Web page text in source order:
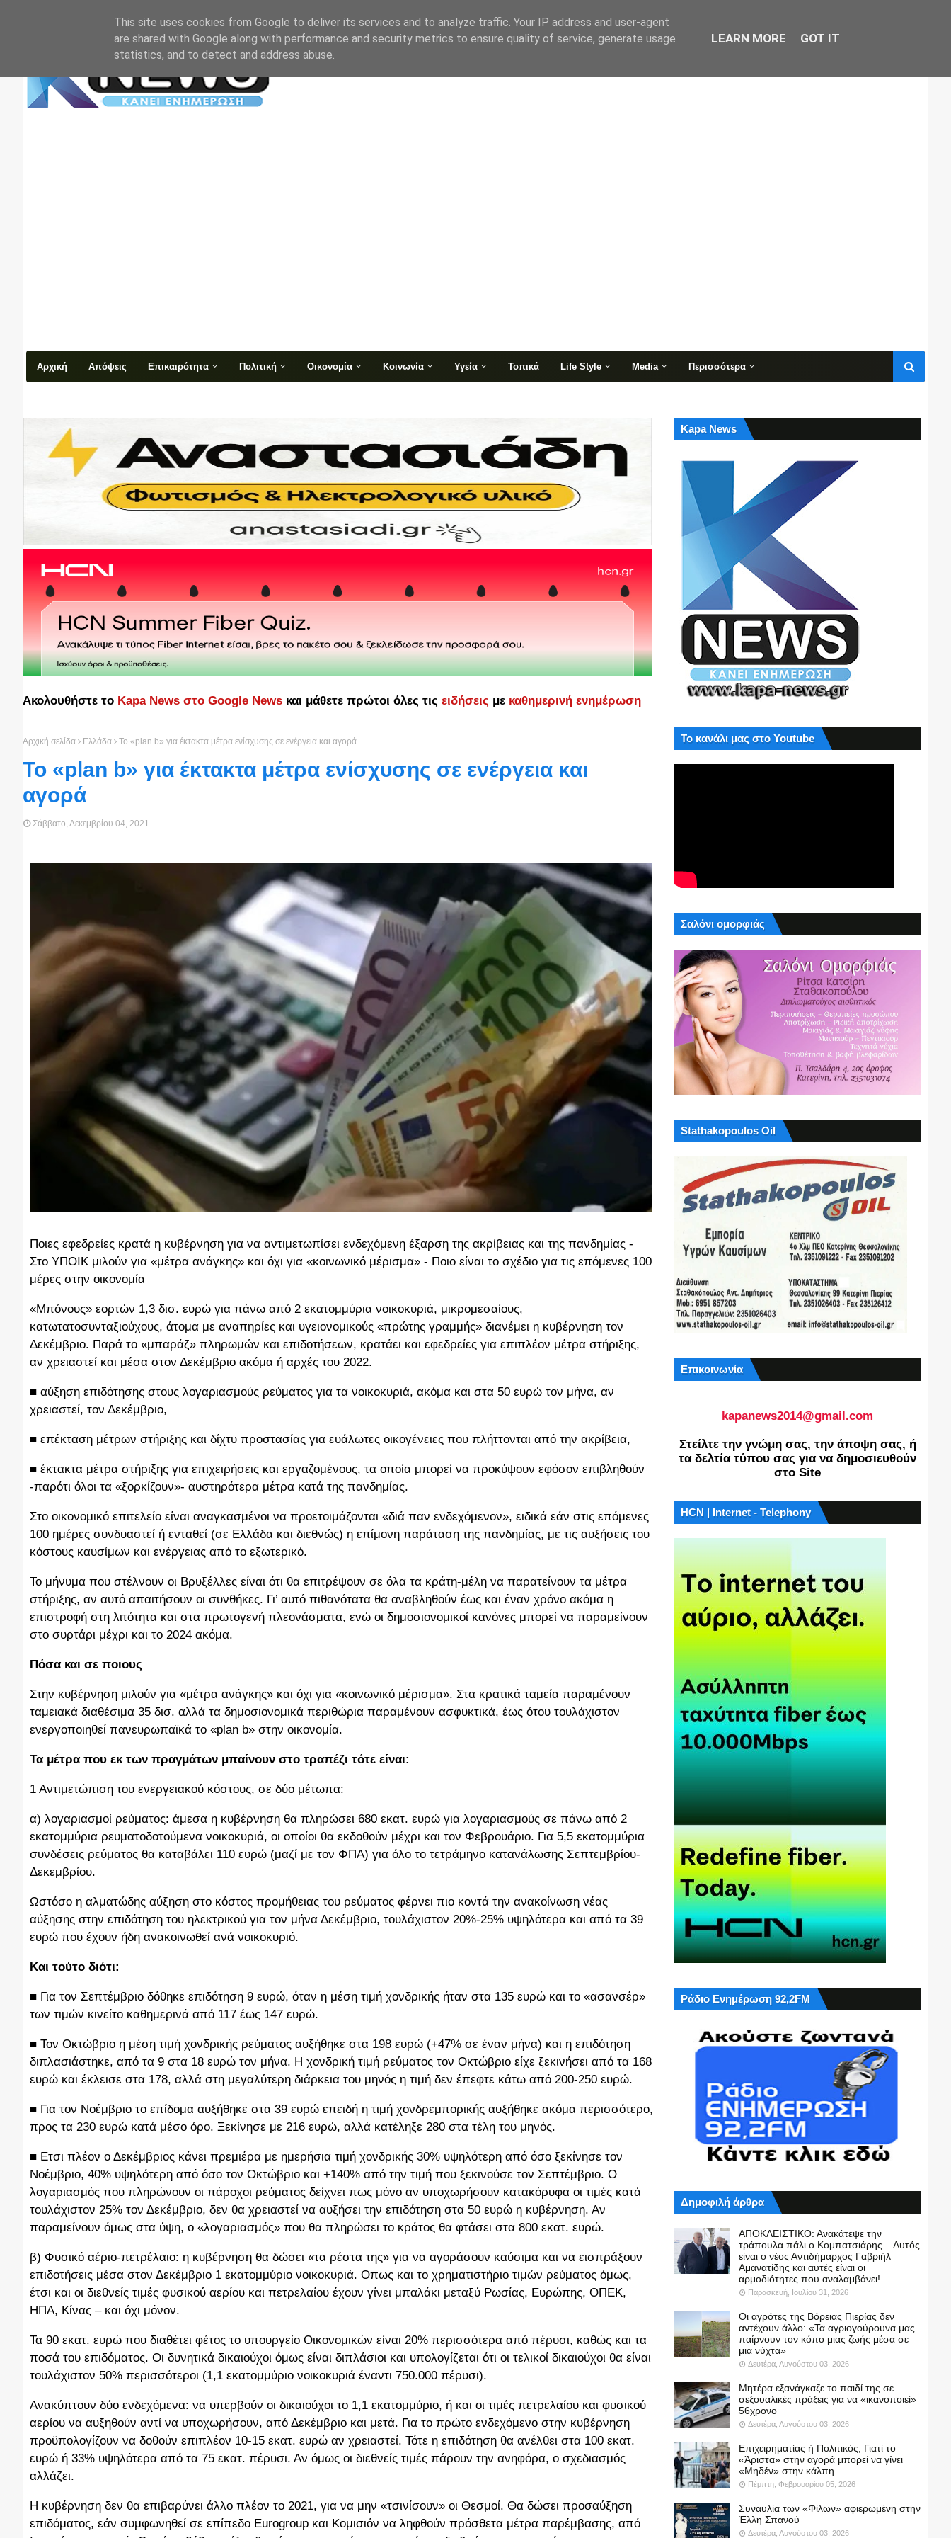
Αρχική Απόψεις Επικαιρότητα Πολιτική Οικονομία Κοινωνία Υγεία Τοπικά Life Style Media Περισσότερα
Ακολουθήστε το Kapa News στο Google News και μάθετε πρώτοι όλες τις ειδήσεις με καθημερινή ενημέρωση
Αρχική σελίδα Ελλάδα Το «plan b» για έκτακτα μέτρα ενίσχυσης σε ενέργεια και αγορά
Το «plan b» για έκτακτα μέτρα ενίσχυσης σε ενέργεια και
αγορά
Σάββατο, Δεκεμβρίου 04, 2021
Ποιες εφεδρείες κρατά η κυβέρνηση για να αντιμετωπίσει ενδεχόμενη έξαρση της ακρίβειας και της πανδημίας -
Στο ΥΠΟΙΚ μιλούν για «μέτρα ανάγκης» και όχι για «κοινωνικό μέρισμα» - Ποιο είναι το σχέδιο για τις επόμενες 100
μέρες στην οικονομία
«Μπόνους» εορτών 1,3 δισ. ευρώ για πάνω από 2 εκατομμύρια νοικοκυριά, μικρομεσαίους,
κατωτατοσυνταξιούχους, άτομα με αναπηρίες και υγειονομικούς «πρώτης γραμμής» διανέμει η κυβέρνηση τον
Δεκέμβριο. Παρά το «μπαράζ» πληρωμών και επιδοτήσεων, κρατάει και εφεδρείες για επιπλέον μέτρα στήριξης,
αν χρειαστεί και μέσα στον Δεκέμβριο ακόμα ή αρχές του 2022.
■ αύξηση επιδότησης στους λογαριασμούς ρεύματος για τα νοικοκυριά, ακόμα και στα 50 ευρώ τον μήνα, αν
χρειαστεί, τον Δεκέμβριο,
■ επέκταση μέτρων στήριξης και δίχτυ προστασίας για ευάλωτες οικογένειες που πλήττονται από την ακρίβεια,
■ έκτακτα μέτρα στήριξης για επιχειρήσεις και εργαζομένους, τα οποία μπορεί να προκύψουν εφόσον επιβληθούν
-παρότι όλοι τα «ξορκίζουν»- αυστηρότερα μέτρα κατά της πανδημίας.
Στο οικονομικό επιτελείο είναι αναγκασμένοι να προετοιμάζονται «διά παν ενδεχόμενον», ειδικά εάν στις επόμενες
100 ημέρες συνδυαστεί ή ενταθεί (σε Ελλάδα και διεθνώς) η επίμονη παράταση της πανδημίας, με τις αυξήσεις του
κόστους καυσίμων και ενέργειας από το εξωτερικό.
Το μήνυμα που στέλνουν οι Βρυξέλλες είναι ότι θα επιτρέψουν σε όλα τα κράτη-μέλη να παρατείνουν τα μέτρα
στήριξης, αν αυτό απαιτήσουν οι συνθήκες. Γι’ αυτό πιθανότατα θα αναβληθούν έως και έναν χρόνο ακόμα η
επιστροφή στη λιτότητα και στα πρωτογενή πλεονάσματα, ενώ οι δημοσιονομικοί κανόνες μπορεί να παραμείνουν
στο συρτάρι μέχρι και το 2024 ακόμα.
Πόσα και σε ποιους
Στην κυβέρνηση μιλούν για «μέτρα ανάγκης» και όχι για «κοινωνικό μέρισμα». Στα κρατικά ταμεία παραμένουν
ταμειακά διαθέσιμα 35 δισ. αλλά τα δημοσιονομικά περιθώρια παραμένουν ασφυκτικά, έως ότου τουλάχιστον
ενεργοποιηθεί πανευρωπαϊκά το «plan b» στην οικονομία.
Τα μέτρα που εκ των πραγμάτων μπαίνουν στο τραπέζι τότε είναι:
1 Αντιμετώπιση του ενεργειακού κόστους, σε δύο μέτωπα:
α) λογαριασμοί ρεύματος: άμεσα η κυβέρνηση θα πληρώσει 680 εκατ. ευρώ για λογαριασμούς σε πάνω από 2
εκατομμύρια ρευματοδοτούμενα νοικοκυριά, οι οποίοι θα εκδοθούν μέχρι και τον Φεβρουάριο. Για 5,5 εκατομμύρια
συνδέσεις ρεύματος θα καταβάλει 110 ευρώ (μαζί με τον ΦΠΑ) για όλο το τετράμηνο κατανάλωσης Σεπτεμβρίου-
Δεκεμβρίου.
Ωστόσο η αλματώδης αύξηση στο κόστος προμήθειας του ρεύματος φέρνει πιο κοντά την ανακοίνωση νέας
αύξησης στην επιδότηση του ηλεκτρικού για τον μήνα Δεκέμβριο, τουλάχιστον 20%-25% υψηλότερα και από τα 39
ευρώ που έχουν ήδη ανακοινωθεί ανά νοικοκυριό.
Και τούτο διότι:
■ Για τον Σεπτέμβριο δόθηκε επιδότηση 9 ευρώ, όταν η μέση τιμή χονδρικής ήταν στα 135 ευρώ και το «ασανσέρ»
των τιμών κινείτο καθημερινά από 117 έως 147 ευρώ.
■ Τον Οκτώβριο η μέση τιμή χονδρικής ρεύματος αυξήθηκε στα 198 ευρώ (+47% σε έναν μήνα) και η επιδότηση
διπλασιάστηκε, από τα 9 στα 18 ευρώ τον μήνα. Η χονδρική τιμή ρεύματος τον Οκτώβριο είχε ξεκινήσει από τα 168
ευρώ και έκλεισε στα 178, αλλά στη μεγαλύτερη διάρκεια του μηνός η τιμή δεν έπεφτε κάτω από 200-250 ευρώ.
■ Για τον Νοέμβριο το επίδομα αυξήθηκε στα 39 ευρώ επειδή η τιμή χονδρεμπορικής αυξήθηκε ακόμα περισσότερο,
προς τα 230 ευρώ κατά μέσο όρο. Ξεκίνησε με 216 ευρώ, αλλά κατέληξε 280 στα τέλη του μηνός.
■ Ετσι πλέον ο Δεκέμβριος κάνει πρεμιέρα με ημερήσια τιμή χονδρικής 30% υψηλότερη από όσο ξεκίνησε τον
Νοέμβριο, 40% υψηλότερη από όσο τον Οκτώβριο και +140% από την τιμή που ξεκινούσε τον Σεπτέμβριο. Ο
λογαριασμός που πληρώνουν οι πάροχοι ρεύματος δείχνει πως μόνο αν υποχωρήσουν κατακόρυφα οι τιμές κατά
τουλάχιστον 25% τον Δεκέμβριο, δεν θα χρειαστεί να αυξήσει την επιδότηση στα 50 ευρώ η κυβέρνηση. Αν
παραμείνουν όμως στα ύψη, ο «λογαριασμός» που θα πληρώσει το κράτος θα φτάσει στα 800 εκατ. ευρώ.
β) Φυσικό αέριο-πετρέλαιο: η κυβέρνηση θα δώσει «τα ρέστα της» για να αγοράσουν καύσιμα και να εισπράξουν
επιδοτήσεις μέσα στον Δεκέμβριο 1 εκατομμύριο νοικοκυριά. Οπως και το χρηματιστήριο τιμών ρεύματος όμως,
έτσι και οι διεθνείς τιμές φυσικού αερίου και πετρελαίου έχουν γίνει μπαλάκι μεταξύ Ρωσίας, Ευρώπης, ΟΠΕΚ,
ΗΠΑ, Κίνας – και όχι μόνον.
Τα 90 εκατ. ευρώ που διαθέτει φέτος το υπουργείο Οικονομικών είναι 20% περισσότερα από πέρυσι, καθώς και τα
ποσά του επιδόματος. Οι δυνητικά δικαιούχοι όμως είναι διπλάσιοι και υπολογίζεται ότι οι τελικοί δικαιούχοι θα είναι
τουλάχιστον 50% περισσότεροι (1,1 εκατομμύριο νοικοκυριά έναντι 750.000 πέρυσι).
Ανακύπτουν δύο ενδεχόμενα: να υπερβούν οι δικαιούχοι το 1,1 εκατομμύριο, ή και οι τιμές πετρελαίου και φυσικού
αερίου να αυξηθούν αντί να υποχωρήσουν, από Δεκέμβριο και μετά. Για το πρώτο ενδεχόμενο στην κυβέρνηση
προϋπολογίζουν να δοθούν επιπλέον 10-15 εκατ. ευρώ αν χρειαστεί. Τότε η επιδότηση θα ανέλθει στα 100 εκατ.
ευρώ ή 33% υψηλότερα από τα 75 εκατ. πέρυσι. Αν όμως οι διεθνείς τιμές πάρουν την ανηφόρα, ο σχεδιασμός
αλλάζει.
Η κυβέρνηση δεν θα επιβαρύνει άλλο πλέον το 2021, για να μην «τσινίσουν» οι Θεσμοί. Θα δώσει προσαύξηση
επιδόματος, εάν συμφωνηθεί σε επίπεδο Eurogroup και Κομισιόν να ληφθούν πρόσθετα μέτρα παρέμβασης, από
Kapa News
Το κανάλι μας στο Youtube
Σαλόνι ομορφιάς
Stathakopoulos Oil
Επικοινωνία
kapanews2014@gmail.com
Στείλτε την γνώμη σας, την άποψη σας, ή
τα δελτία τύπου σας για να δημοσιευθούν
στο Site
HCN | Internet - Telephony
Ράδιο Ενημέρωση 92,2FM
Δημοφιλή άρθρα
ΑΠΟΚΛΕΙΣΤΙΚΟ: Ανακάτεψε την
τράπουλα πάλι ο Κομπατσιάρης – Αυτός
είναι ο νέος Αντιδήμαρχος Γαβριήλ
Αμανατίδης και αυτές είναι οι
αρμοδιότητες που αναλαμβάνει!
Παρασκευή, Ιουλίου 31, 2026
Οι αγρότες της Βόρειας Πιερίας δεν
αντέχουν άλλο: «Τα αγριογούρουνα μας
παίρνουν τον κόπο μιας ζωής μέσα σε
μια νύχτα»
Δευτέρα, Αυγούστου 03, 2026
Μητέρα εξανάγκαζε το παιδί της σε
σεξουαλικές πράξεις για να «ικανοποιεί»
56χρονο
Δευτέρα, Αυγούστου 03, 2026
Επιχειρηματίας ή Πολιτικός; Γιατί το
«Άριστα» στην αγορά μπορεί να γίνει
«Μηδέν» στην κάλπη
Πέμπτη, Φεβρουαρίου 05, 2026
Συναυλία των «Φίλων» αφιερωμένη στην
Έλλη Σπανού
Δευτέρα, Αυγούστου 03, 2026
This site uses cookies from Google to deliver its services and to analyze traffic. Your IP address and user-agent
are shared with Google along with performance and security metrics to ensure quality of service, generate usage
statistics, and to detect and address abuse.
LEARN MORE GOT IT